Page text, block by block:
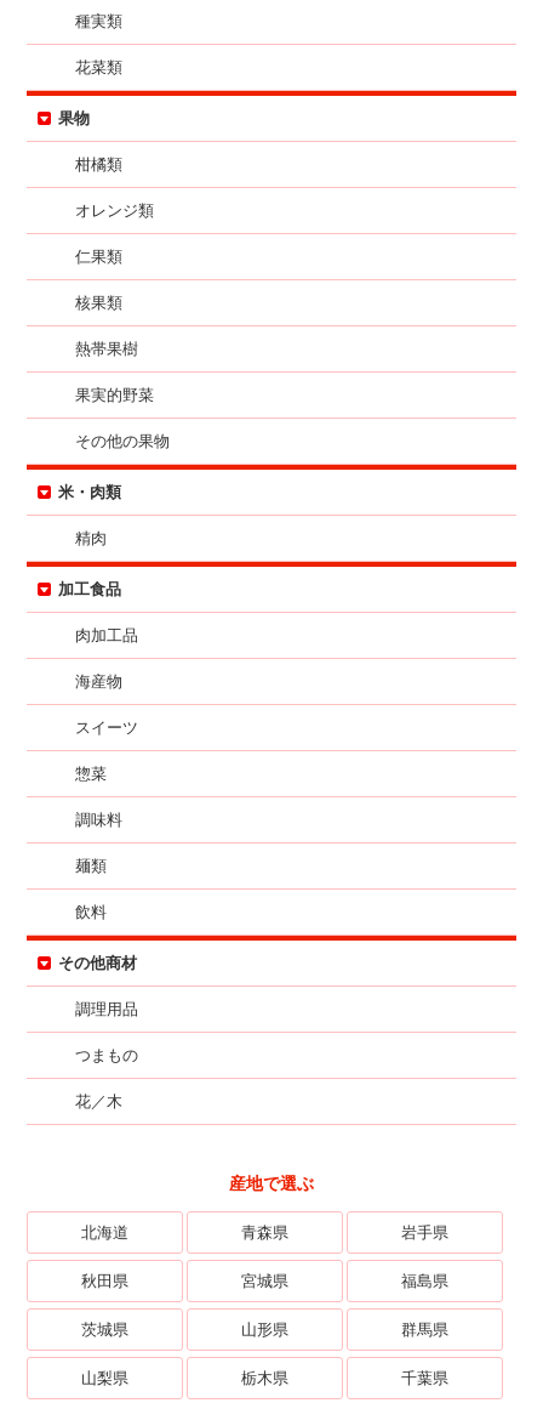
種実類
花菜類
果物
柑橘類
オレンジ類
仁果類
核果類
熱帯果樹
果実的野菜
その他の果物
米・肉類
精肉
加工食品
肉加工品
海産物
スイーツ
惣菜
調味料
麺類
飲料
その他商材
調理用品
つまもの
花／木
産地で選ぶ
北海道 青森県 岩手県
秋田県 宮城県 福島県
茨城県 山形県 群馬県
山梨県 栃木県 千葉県